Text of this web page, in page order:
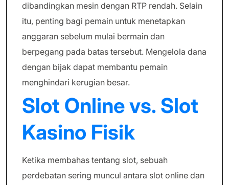
dibandingkan mesin dengan RTP rendah. Selain
itu, penting bagi pemain untuk menetapkan
anggaran sebelum mulai bermain dan
berpegang pada batas tersebut. Mengelola dana
dengan bijak dapat membantu pemain
menghindari kerugian besar.
Slot Online vs. Slot
Kasino Fisik
Ketika membahas tentang slot, sebuah
perdebatan sering muncul antara slot online dan